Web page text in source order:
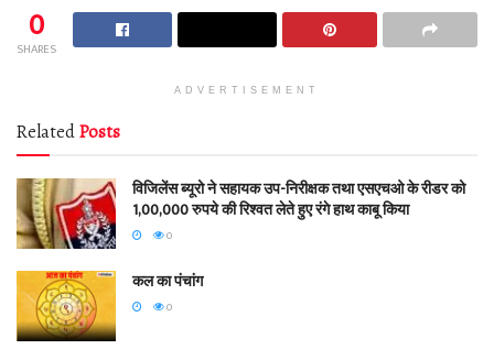
0
SHARES
ADVERTISEMENT
RelatedPosts
विजिलेंस ब्यूरो ने सहायक उप-निरीक्षक तथा एसएचओ के रीडर को
1,00,000 रुपये की रिश्वत लेते हुए रंगे हाथ काबू किया
0
कल का पंचांग
0